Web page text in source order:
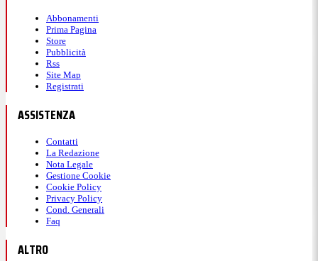
Abbonamenti
Prima Pagina
Store
Pubblicità
Rss
Site Map
Registrati
ASSISTENZA
Contatti
La Redazione
Nota Legale
Gestione Cookie
Cookie Policy
Privacy Policy
Cond. Generali
Faq
ALTRO